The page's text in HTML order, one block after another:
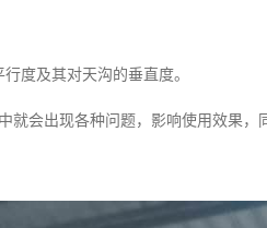
度及其对天沟的垂直度。
会出现各种问题，影响使用效果